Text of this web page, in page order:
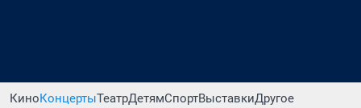
КиноКонцертыТеатрДетямСпортВыставкиДругое